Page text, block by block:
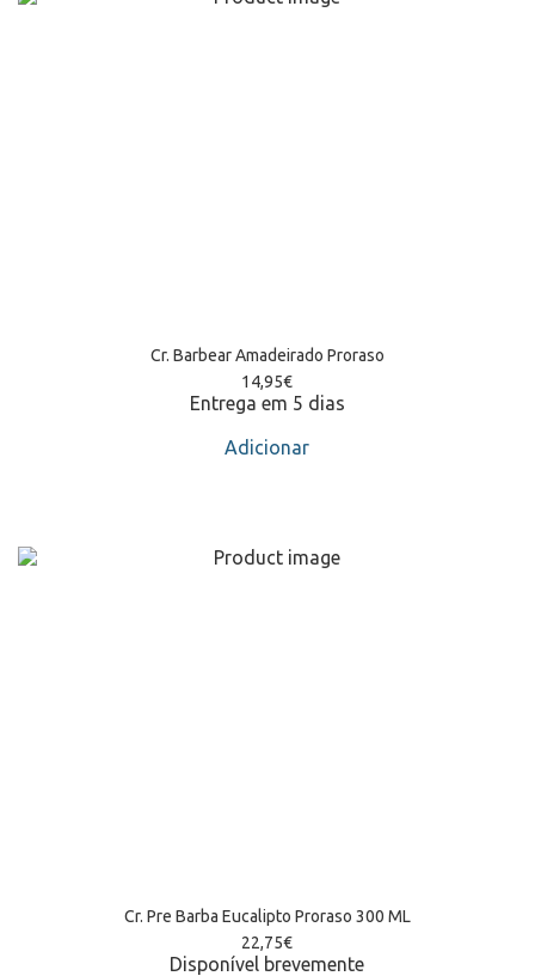
Cr. Barbear Amadeirado Proraso
14,95€
Entrega em 5 dias
Adicionar
Cr. Pre Barba Eucalipto Proraso 300 ML
22,75€
Disponível brevemente